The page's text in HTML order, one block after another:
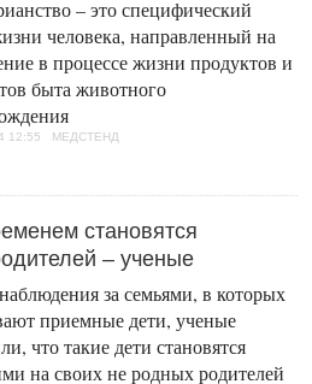
– это специфический
человека, направленный на
в процессе жизни продуктов и
быта животного
12:55 МЕДСТЕНД
становятся
– ученые
за семьями, в которых
приемные дети, ученые
что такие дети становятся
на своих не родных родителей